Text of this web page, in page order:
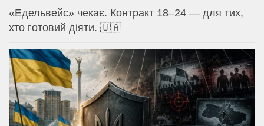
«Едельвейс» чекає. Контракт 18–24 — для тих,
хто готовий діяти. 🇺🇦